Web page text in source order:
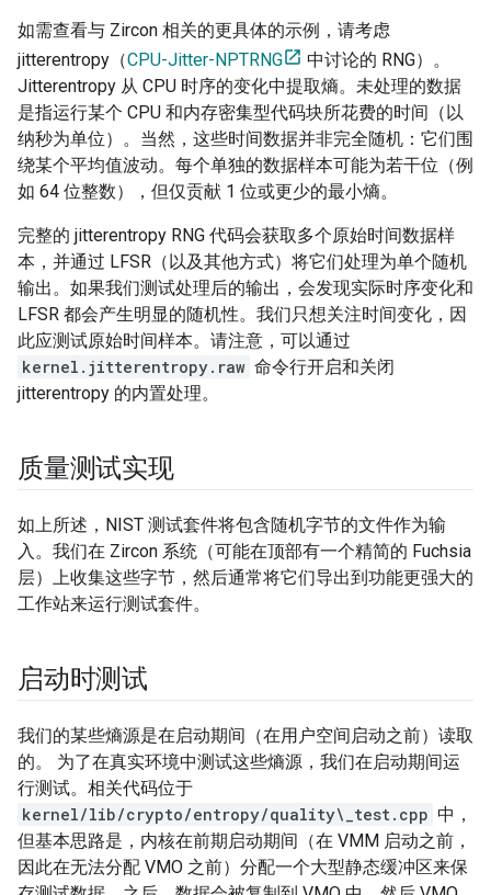
如需查看与 Zircon 相关的更具体的示例，请考虑
jitterentropy（CPU-Jitter-NPTRNG
中讨论的 RNG）。
Jitterentropy 从 CPU 时序的变化中提取熵。未处理的数据
是指运行某个 CPU 和内存密集型代码块所花费的时间（以
纳秒为单位）。当然，这些时间数据并非完全随机：它们围
绕某个平均值波动。每个单独的数据样本可能为若干位（例
如 64 位整数），但仅贡献 1 位或更少的最小熵。
完整的 jitterentropy RNG 代码会获取多个原始时间数据样
本，并通过 LFSR（以及其他方式）将它们处理为单个随机
输出。如果我们测试处理后的输出，会发现实际时序变化和
LFSR 都会产生明显的随机性。我们只想关注时间变化，因
此应测试原始时间样本。请注意，可以通过
kernel.jitterentropy.raw 命令行开启和关闭
jitterentropy 的内置处理。
质量测试实现
如上所述，NIST 测试套件将包含随机字节的文件作为输
入。我们在 Zircon 系统（可能在顶部有一个精简的 Fuchsia
层）上收集这些字节，然后通常将它们导出到功能更强大的
工作站来运行测试套件。
启动时测试
我们的某些熵源是在启动期间（在用户空间启动之前）读取
的。 为了在真实环境中测试这些熵源，我们在启动期间运
行测试。相关代码位于
kernel/lib/crypto/entropy/quality\_test.cpp 中，
但基本思路是，内核在前期启动期间（在 VMM 启动之前，
因此在无法分配 VMO 之前）分配一个大型静态缓冲区来保